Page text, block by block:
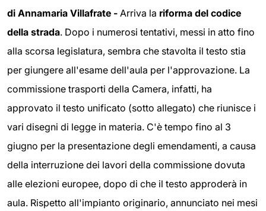
di Annamaria Villafrate - Arriva la riforma del codice
della strada. Dopo i numerosi tentativi, messi in atto fino
alla scorsa legislatura, sembra che stavolta il testo stia
per giungere all'esame dell'aula per l'approvazione. La
commissione trasporti della Camera, infatti, ha
approvato il testo unificato (sotto allegato) che riunisce i
vari disegni di legge in materia. C'è tempo fino al 3
giugno per la presentazione degli emendamenti, a causa
della interruzione dei lavori della commissione dovuta
alle elezioni europee, dopo di che il testo approderà in
aula. Rispetto all'impianto originario, annunciato nei mesi